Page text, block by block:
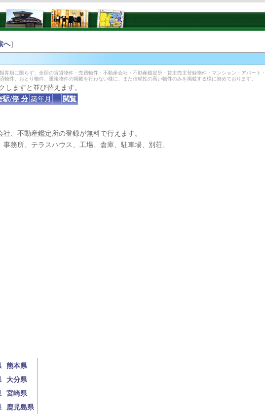
へ］
順に限らず、全国の賃貸物件・売買物件・不動産会社・不動産鑑定所・貸主売主登録物件・マンション・アパート
件、おとり物件、重複物件の掲載を行わない様に、また信頼性の高い物件のみを掲載する様に努めております。
ますと並び替えます。
駅/停 分 築年月 閲覧
、不動産鑑定所の登録が無料で行えます。
務所、テラスハウス、工場、倉庫、駐車場、別荘、
熊本県
大分県
宮崎県
鹿児島県